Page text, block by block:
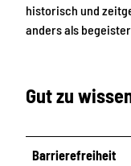
historisch und
anders als
Gut zu
Barrierefreiheit